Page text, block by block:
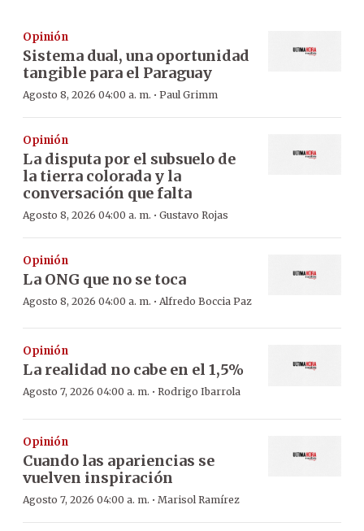
Opinión
Sistema dual, una oportunidad
tangible para el Paraguay
Agosto 8, 2026 04:00 a. m. · Paul Grimm
Opinión
La disputa por el subsuelo de
la tierra colorada y la
conversación que falta
Agosto 8, 2026 04:00 a. m. · Gustavo Rojas
Opinión
La ONG que no se toca
Agosto 8, 2026 04:00 a. m. · Alfredo Boccia Paz
Opinión
La realidad no cabe en el 1,5%
Agosto 7, 2026 04:00 a. m. · Rodrigo Ibarrola
Opinión
Cuando las apariencias se
vuelven inspiración
Agosto 7, 2026 04:00 a. m. · Marisol Ramírez